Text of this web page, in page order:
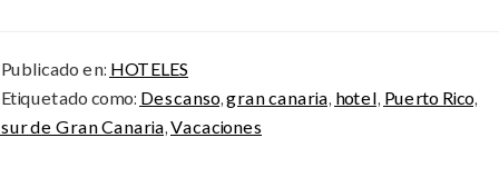
Publicado en: HOTELES
Etiquetado como: Descanso,gran canaria, hotel, Puerto Rico,
sur de Gran Canaria,Vacaciones